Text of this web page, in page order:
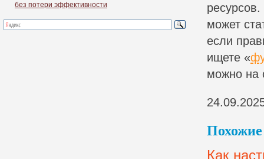
без потери эффективности
может
если
ищете «
можно на
Похожие
Как